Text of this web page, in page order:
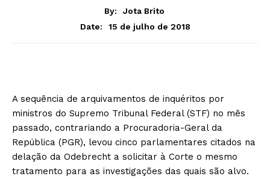
By:
Jota Brito
Date:
15 de julho de 2018
A sequência de arquivamentos de inquéritos por
ministros do Supremo Tribunal Federal (STF) no mês
passado, contrariando a Procuradoria-Geral da
República (PGR), levou cinco parlamentares citados na
delação da Odebrecht a solicitar à Corte o mesmo
tratamento para as investigações das quais são alvo.